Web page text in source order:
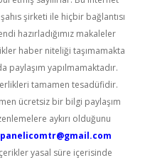
şirketi ile hiçbir bağlantısı
hazırladığımız makaleler
haber niteliği taşımamakta
paylaşım yapılmamaktadır.
tamamen tesadüfidir.
ücretsiz bir bilgi paylaşım
aykırı olduğunu
yasal süre içerisinde